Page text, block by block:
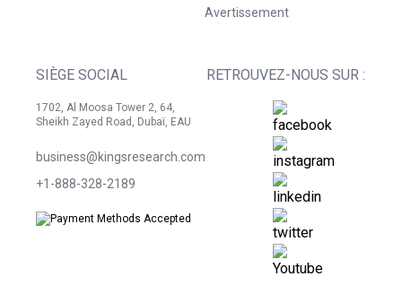
Avertissement
SIÈGE SOCIAL
1702, Al Moosa Tower 2, 64,
Sheikh Zayed Road, Dubaï, EAU
business@kingsresearch.com
+1-888-328-2189
RETROUVEZ-NOUS SUR :